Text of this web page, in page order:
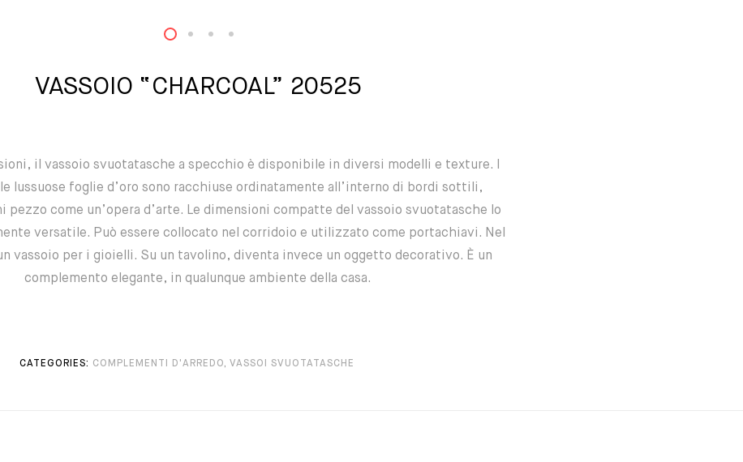
VASSOIO “CHARCOAL” 20525
il vassoio svuotatasche a specchio è disponibile in diversi modelli e texture. I
lussuose foglie d’oro sono racchiuse ordinatamente all’interno di bordi sottili,
pezzo come un’opera d’arte. Le dimensioni compatte del vassoio svuotatasche lo
versatile. Può essere collocato nel corridoio e utilizzato come portachiavi. Nel
vassoio per i gioielli. Su un tavolino, diventa invece un oggetto decorativo. È un
complemento elegante, in qualunque ambiente della casa.
CATEGORIES: COMPLEMENTI D'ARREDO, VASSOI SVUOTATASCHE